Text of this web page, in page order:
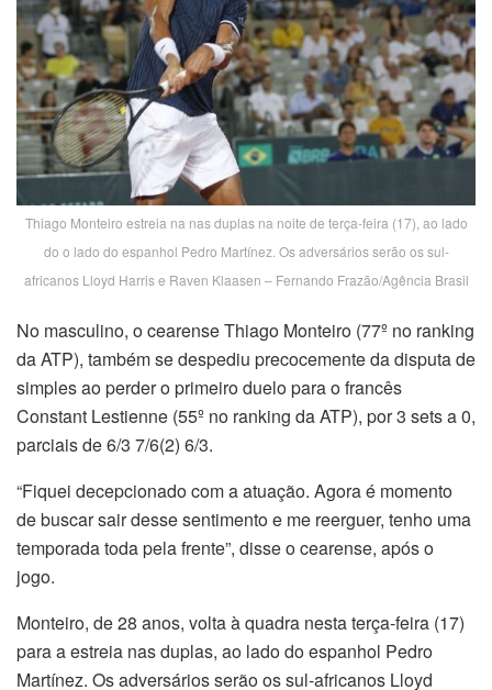
Thiago Monteiro estreia na nas duplas na noite de terça-feira (17), ao lado
do o lado do espanhol Pedro Martínez. Os adversários serão os sul-
africanos Lloyd Harris e Raven Klaasen – Fernando Frazão/Agência Brasil
No masculino, o cearense Thiago Monteiro (77º no ranking
da ATP), também se despediu precocemente da disputa de
simples ao perder o primeiro duelo para o francês
Constant Lestienne (55º no ranking da ATP), por 3 sets a 0,
parciais de 6/3 7/6(2) 6/3.
“Fiquei decepcionado com a atuação. Agora é momento
de buscar sair desse sentimento e me reerguer, tenho uma
temporada toda pela frente”, disse o cearense, após o
jogo.
Monteiro, de 28 anos, volta à quadra nesta terça-feira (17)
para a estreia nas duplas, ao lado do espanhol Pedro
Martínez. Os adversários serão os sul-africanos Lloyd